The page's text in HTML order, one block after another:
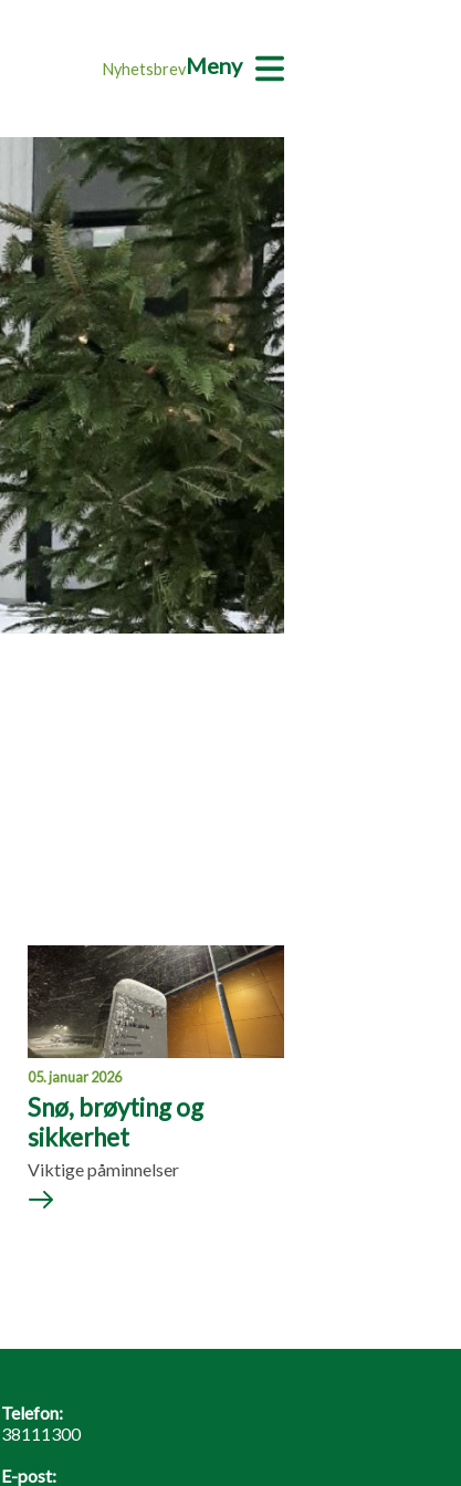
NyhetsbrevMeny
05. januar 2026
Snø, brøyting og
sikkerhet
Viktige påminnelser
Telefon:
38111300
E-post: